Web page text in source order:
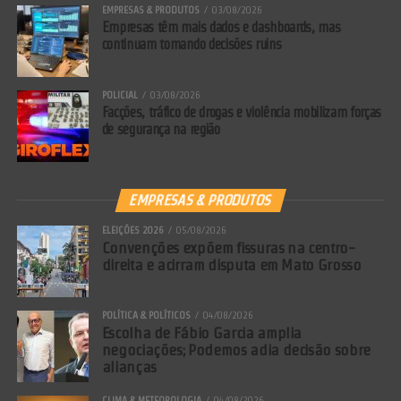
EMPRESAS & PRODUTOS 03/08/2026
Empresas têm mais dados e dashboards, mas
continuam tomando decisões ruins
POLICIAL 03/08/2026
Facções, tráfico de drogas e violência mobilizam forças
de segurança na região
EMPRESAS & PRODUTOS
ELEIÇÕES 2026 05/08/2026
Convenções expõem fissuras na centro-
direita e acirram disputa em Mato Grosso
POLÍTICA & POLÍTICOS 04/08/2026
Escolha de Fábio Garcia amplia
negociações; Podemos adia decisão sobre
alianças